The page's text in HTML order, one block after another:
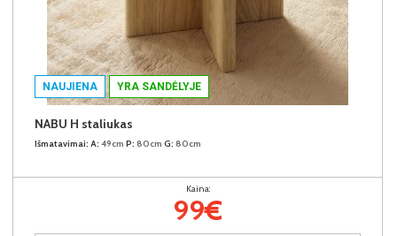
NAUJIENA YRA SANDĖLYJE
NABU H staliukas
Išmatavimai: A: 49cm P: 80cm G: 80cm
Kaina:
99€